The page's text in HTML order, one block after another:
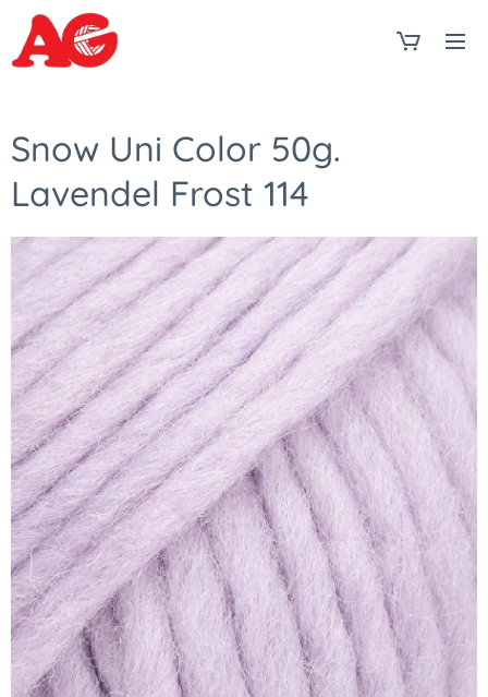
Snow Uni Color 50g.
Lavendel Frost 114